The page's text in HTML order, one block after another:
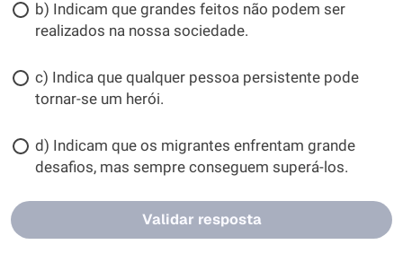
b) Indicam que grandes feitos não podem ser
realizados na nossa sociedade.
c) Indica que qualquer pessoa persistente pode
tornar-se um herói.
d) Indicam que os migrantes enfrentam grande
desafios, mas sempre conseguem superá-los.
Validar resposta